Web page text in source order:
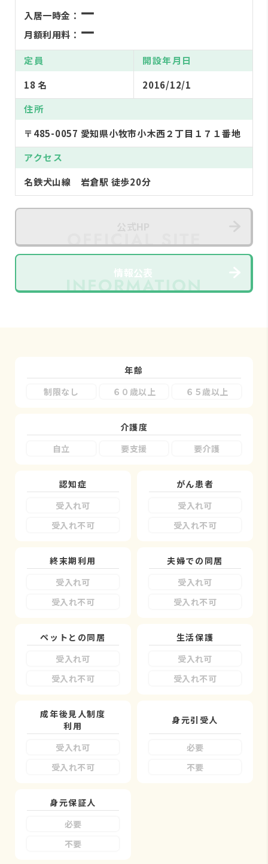
入居一時金： ー
月額利用料： ー
定員
18 名
開設年月日
2016/12/1
住所
〒485-0057 愛知県小牧市小木西２丁目１７１番地
アクセス
名鉄犬山線 岩倉駅 徒歩20分
情報公表
年齢
制限なし
６０歳以上 ６５歳以上
介護度
自立
要支援 要介護
認知症
受入れ可
受入れ不可
がん患者
受入れ可
受入れ不可
終末期利用
受入れ可
受入れ不可
夫婦での同居
受入れ可
受入れ不可
ペットとの同居
受入れ可
受入れ不可
生活保護
受入れ可
受入れ不可
成年後見人制度
利用
受入れ可
受入れ不可
身元引受人
必要
不要
身元保証人
必要
不要